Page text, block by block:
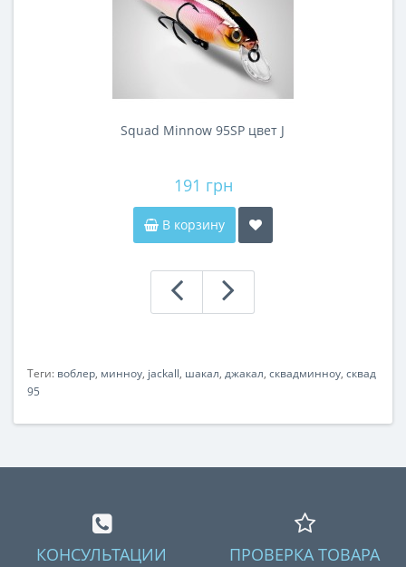
Squad Minnow 95SP цвет J
191 грн
В корзину
Теги: воблер, минноу, jackall, шакал, джакал, сквадминноу, сквад
95
КОНСУЛЬТАЦИИ ПРОВЕРКА ТОВАРА